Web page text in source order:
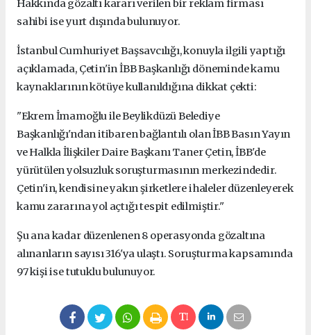
Hakkında gözaltı kararı verilen bir reklam firması
sahibi ise yurt dışında bulunuyor.
İstanbul Cumhuriyet Başsavcılığı, konuyla ilgili yaptığı
açıklamada, Çetin'in İBB Başkanlığı döneminde kamu
kaynaklarının kötüye kullanıldığına dikkat çekti:
"Ekrem İmamoğlu ile Beylikdüzü Belediye
Başkanlığı'ndan itibaren bağlantılı olan İBB Basın Yayın
ve Halkla İlişkiler Daire Başkanı Taner Çetin, İBB'de
yürütülen yolsuzluk soruşturmasının merkezindedir.
Çetin'in, kendisine yakın şirketlere ihaleler düzenleyerek
kamu zararına yol açtığı tespit edilmiştir."
Şu ana kadar düzenlenen 8 operasyonda gözaltına
alınanların sayısı 316'ya ulaştı. Soruşturma kapsamında
97 kişi ise tutuklu bulunuyor.